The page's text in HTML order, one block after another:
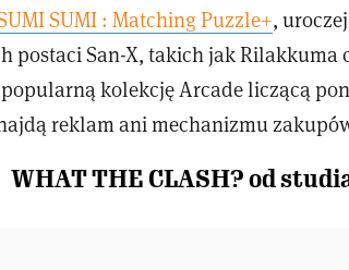
SUMI : Matching Puzzle+,
postaci San-X, takich jak Rilakkuma
kolekcję Arcade liczącą
reklam ani mechanizmu
WHAT THE CLASH? od